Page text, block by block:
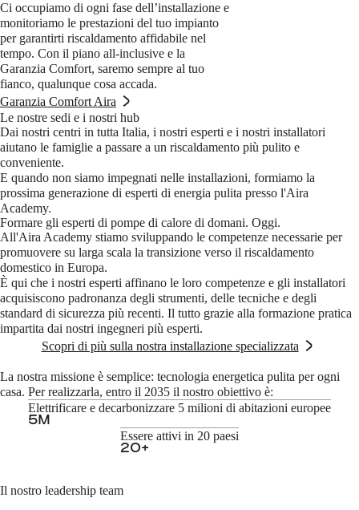
Ci occupiamo di ogni fase dell’installazione e
monitoriamo le prestazioni del tuo impianto
per garantirti riscaldamento affidabile nel
tempo. Con il piano all-inclusive e la
Garanzia Comfort, saremo sempre al tuo
fianco, qualunque cosa accada.
Garanzia Comfort Aira
Le nostre sedi e i nostri hub
Dai nostri centri in tutta Italia, i nostri esperti e i nostri installatori
aiutano le famiglie a passare a un riscaldamento più pulito e
conveniente.
E quando non siamo impegnati nelle installazioni, formiamo la
prossima generazione di esperti di energia pulita presso l'Aira
Academy.
Formare gli esperti di pompe di calore di domani. Oggi.
All'Aira Academy stiamo sviluppando le competenze necessarie per
promuovere su larga scala la transizione verso il riscaldamento
domestico in Europa.
È qui che i nostri esperti affinano le loro competenze e gli installatori
acquisiscono padronanza degli strumenti, delle tecniche e degli
standard di sicurezza più recenti. Il tutto grazie alla formazione pratica
impartita dai nostri ingegneri più esperti.
Scopri di più sulla nostra installazione specializzata
La nostra missione è semplice: tecnologia energetica pulita per ogni
casa. Per realizzarla, entro il 2035 il nostro obiettivo è:
Elettrificare e decarbonizzare 5 milioni di abitazioni europee
5M
Essere attivi in 20 paesi
20+
Il nostro leadership team